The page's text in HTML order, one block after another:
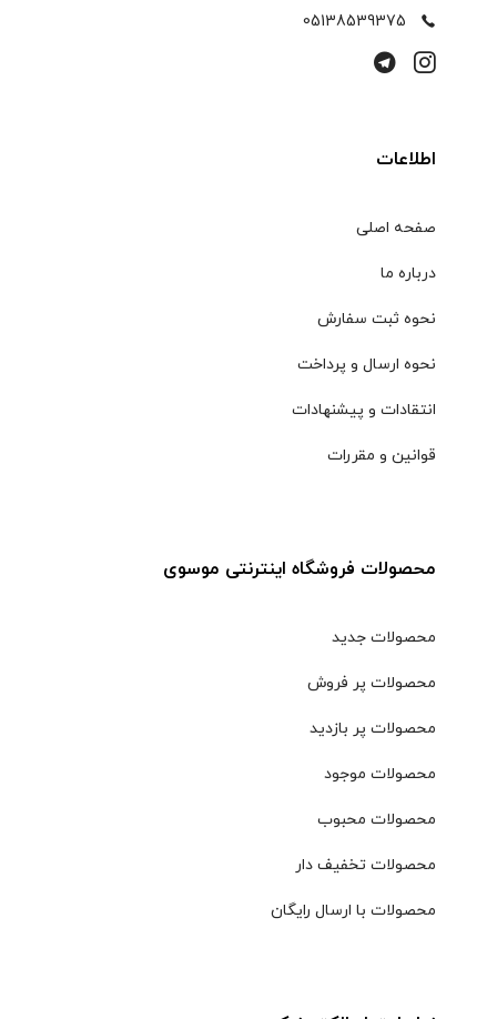
05138539375
اطلاعات
صفحه اصلی
درباره ما
نحوه ثبت سفارش
نحوه ارسال و پرداخت
انتقادات و پیشنهادات
قوانین و مقررات
محصولات فروشگاه اینترنتی موسوی
محصولات جدید
محصولات پر فروش
محصولات پر بازدید
محصولات موجود
محصولات محبوب
محصولات تخفیف دار
محصولات با ارسال رایگان